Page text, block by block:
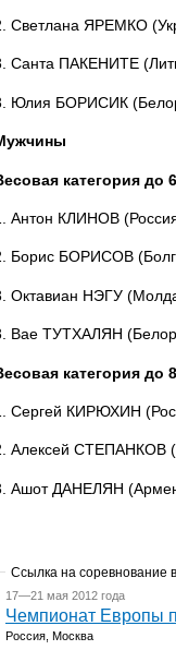
Светлана ЯРЕМКО
Санта ПАКЕНИТЕ
Юлия БОРИСИК
категория до
Антон КЛИНОВ
Борис БОРИСОВ
Октавиан НЭГУ
Вае ТУТХАЛЯН
категория до
Сергей КИРЮХИН
Алексей СТЕПАНКОВ
Ашот ДАНЕЛЯН
Ссылка на соревнование
17—21 мая 2012 года
Чемпионат Европы
Россия, Москва